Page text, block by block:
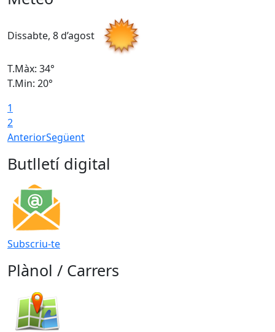
Dissabte, 8 d’agost
T.Màx: 34°
T.Min: 20°
1
2
AnteriorSegüent
Butlletí digital
Subscriu-te
Plànol / Carrers